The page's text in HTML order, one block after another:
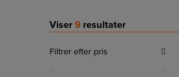
Viser 9 resultater
Filtrer efter pris
,- ,-